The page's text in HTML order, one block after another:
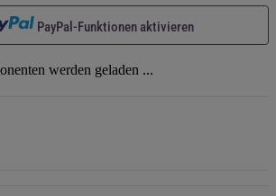
PayPal-Funktionen aktivieren
werden geladen ...